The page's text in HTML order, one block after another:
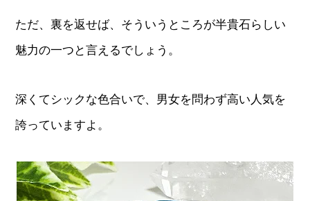
ただ、裏を返せば、そういうところが半貴石らしい
魅力の一つと言えるでしょう。
深くてシックな色合いで、男女を問わず高い人気を
誇っていますよ。